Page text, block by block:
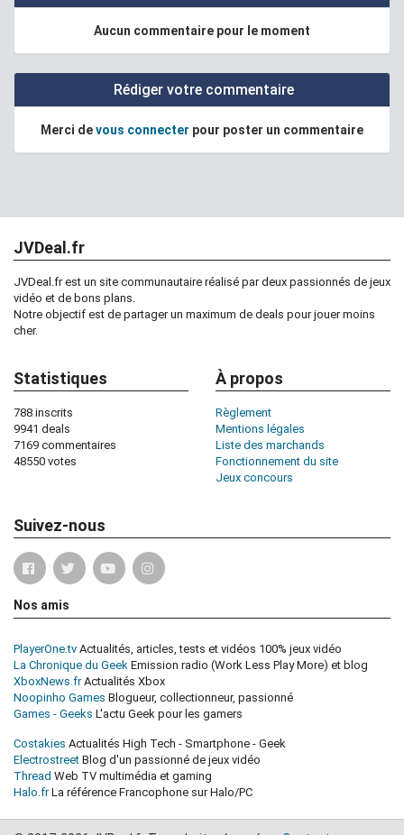
Aucun commentaire pour le moment
Rédiger votre commentaire
Merci devous connecter pour poster un commentaire
JVDeal.fr
JVDeal.fr est un site communautaire réalisé par deux passionnés de jeux
vidéo et de bons plans.
Notre objectif est de partager un maximum de deals pour jouer moins
cher.
Statistiques
788 inscrits
9941 deals
7169 commentaires
48550 votes
À propos
Règlement
Mentions légales
Liste des marchands
Fonctionnement du site
Jeux concours
Suivez-nous
Nos amis
PlayerOne.tv Actualités, articles, tests et vidéos 100% jeux vidéo
La Chronique du Geek Emission radio (Work Less Play More) et blog
XboxNews.frActualités Xbox
Noopinho Games Blogueur, collectionneur, passionné
Games - Geeks L'actu Geek pour les gamers
Costakies Actualités High Tech - Smartphone - Geek
Electrostreet Blog d'un passionné de jeux vidéo
Thread Web TV multimédia et gaming
Halo.frLa référence Francophone sur Halo/PC